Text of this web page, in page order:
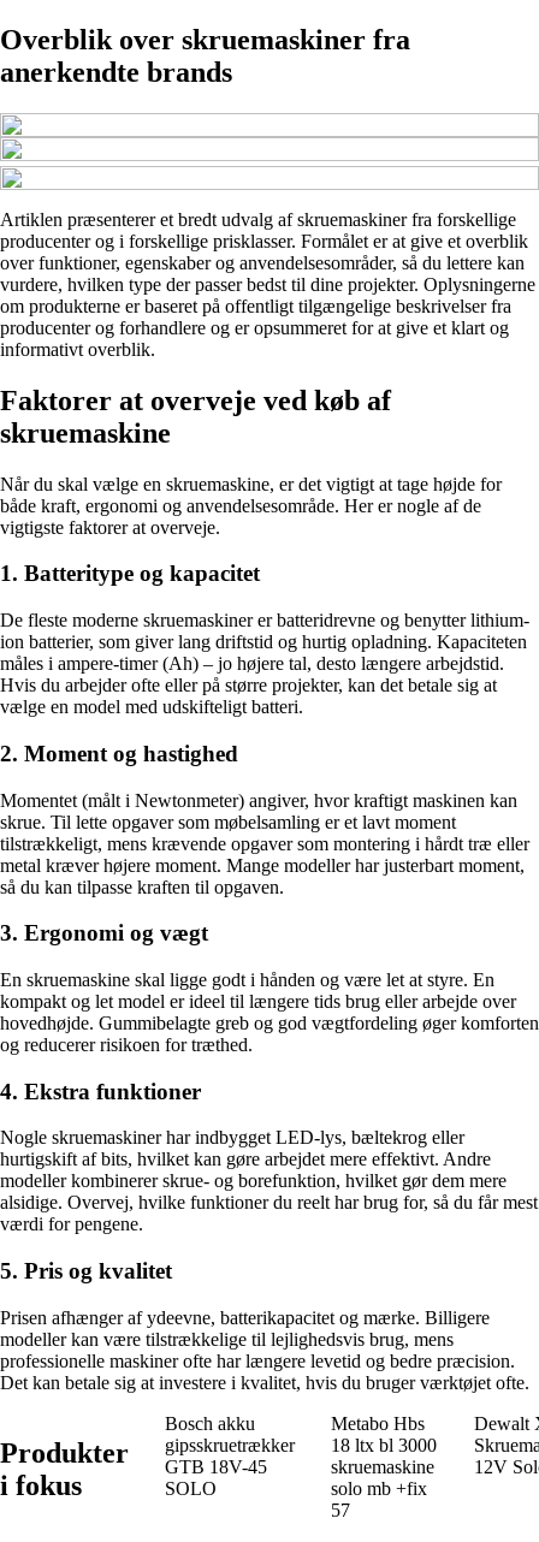
Overblik over skruemaskiner fra
anerkendte brands
Artiklen præsenterer et bredt udvalg af skruemaskiner fra forskellige
producenter og i forskellige prisklasser. Formålet er at give et overblik
over funktioner, egenskaber og anvendelsesområder, så du lettere kan
vurdere, hvilken type der passer bedst til dine projekter. Oplysningerne
om produkterne er baseret på offentligt tilgængelige beskrivelser fra
producenter og forhandlere og er opsummeret for at give et klart og
informativt overblik.
Faktorer at overveje ved køb af
skruemaskine
Når du skal vælge en skruemaskine, er det vigtigt at tage højde for
både kraft, ergonomi og anvendelsesområde. Her er nogle af de
vigtigste faktorer at overveje.
1. Batteritype og kapacitet
De fleste moderne skruemaskiner er batteridrevne og benytter lithium-
ion batterier, som giver lang driftstid og hurtig opladning. Kapaciteten
måles i ampere-timer (Ah) – jo højere tal, desto længere arbejdstid.
Hvis du arbejder ofte eller på større projekter, kan det betale sig at
vælge en model med udskifteligt batteri.
2. Moment og hastighed
Momentet (målt i Newtonmeter) angiver, hvor kraftigt maskinen kan
skrue. Til lette opgaver som møbelsamling er et lavt moment
tilstrækkeligt, mens krævende opgaver som montering i hårdt træ eller
metal kræver højere moment. Mange modeller har justerbart moment,
så du kan tilpasse kraften til opgaven.
3. Ergonomi og vægt
En skruemaskine skal ligge godt i hånden og være let at styre. En
kompakt og let model er ideel til længere tids brug eller arbejde over
hovedhøjde. Gummibelagte greb og god vægtfordeling øger komforten
og reducerer risikoen for træthed.
4. Ekstra funktioner
Nogle skruemaskiner har indbygget LED-lys, bæltekrog eller
hurtigskift af bits, hvilket kan gøre arbejdet mere effektivt. Andre
modeller kombinerer skrue- og borefunktion, hvilket gør dem mere
alsidige. Overvej, hvilke funktioner du reelt har brug for, så du får mest
værdi for pengene.
5. Pris og kvalitet
Prisen afhænger af ydeevne, batterikapacitet og mærke. Billigere
modeller kan være tilstrækkelige til lejlighedsvis brug, mens
professionelle maskiner ofte har længere levetid og bedre præcision.
Det kan betale sig at investere i kvalitet, hvis du bruger værktøjet ofte.
Produkter
i fokus
Bosch akku
gipsskruetrækker
GTB 18V-45
SOLO
Metabo Hbs
18 ltx bl 3000
skruemaskine
solo mb +fix
57
Dewalt
12V